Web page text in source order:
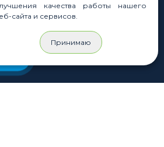
качества работы нашего
сайта и сервисов.
Принимаю